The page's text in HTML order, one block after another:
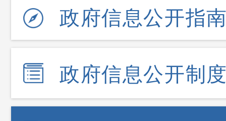
政府信息公开指
政府信息公开制